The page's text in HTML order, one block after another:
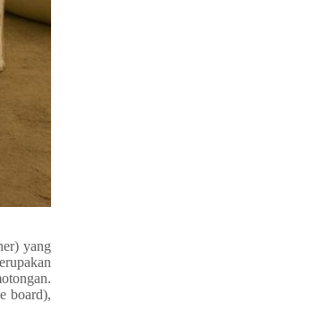
yang
board),